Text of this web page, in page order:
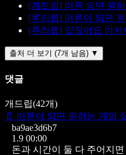
[개드립] 어른 되면 원
[루리웹] 어른이 되면
[루리웹] 있잖아요 아
출처 더 보기 (7개 남음) ▼
댓글
개드립(42개)
📄 어른이 되면 원하는 게임
ba9ae3d6b7
1.9 00:00
돈과 시간이 둘 다 주어지